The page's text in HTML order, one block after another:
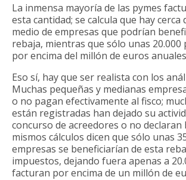
La inmensa mayoría de las pymes
esta cantidad; se calcula que hay cerca
medio de empresas que podrían
rebaja, mientras que sólo unas 20.000
por encima del millón de euros
Eso sí, hay que ser realista con los
Muchas pequeñas y medianas
o no pagan efectivamente al fisco;
están registradas han dejado su
concurso de acreedores o no declaran
mismos cálculos dicen que sólo unas
empresas se beneficiarían de esta
impuestos, dejando fuera apenas a
facturan por encima de un millón de